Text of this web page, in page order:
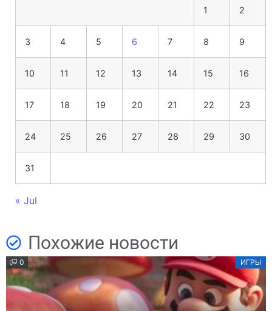
1 2
3 4 5 6 7 8 9
10 11 12 13 14 15 16
17 18 19 20 21 22 23
24 25 26 27 28 29 30
31
« Jul
Похожие новости
0 ИГРЫ